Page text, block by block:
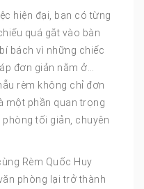
hiện đại, bạn có từng
quá gắt vào bàn
bách vì những chiếc
đơn giản nằm ở…
rèm không chỉ đơn
một phần quan trọng
tối giản, chuyên
Rèm Quốc Huy
phòng lại trở thành